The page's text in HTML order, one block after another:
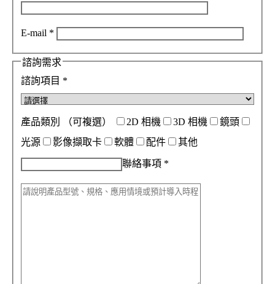
E-mail *
諮詢需求
諮詢項目 *
產品類別 （可複選） 2D 相機 3D 相機
鏡頭
光源
影像擷取卡 軟體 配件 其他
聯絡事項 *